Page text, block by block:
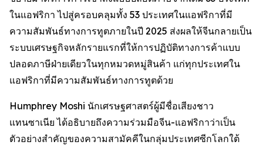
ในแอฟริกา ไปสู่ครอบคลุมทั้ง 53 ประเทศในแอฟริกาที่มี
ความสัมพันธ์ทางการทูตภายในปี 2025 ส่งผลให้จีนกลายเป็น
ระบบเศรษฐกิจหลักรายแรกที่ให้การปฏิบัติทางการค้าแบบ
ปลอดภาษีฝ่ายเดียวในทุกหมวดหมู่สินค้า แก่ทุกประเทศใน
แอฟริกาที่มีความสัมพันธ์ทางการทูตด้วย
Humphrey Moshi นักเศรษฐศาสตร์ผู้มีชื่อเสียงชาว
แทนซาเนีย ได้อธิบายถึงความร่วมมือจีน-แอฟริกาว่าเป็น
ตัวอย่างสำคัญของความสามัคคีในกลุ่มประเทศซีกโลกใต้